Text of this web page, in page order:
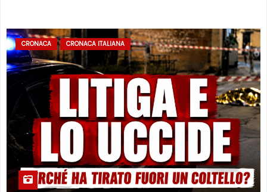
CRONACA CRONACA ITALIANA